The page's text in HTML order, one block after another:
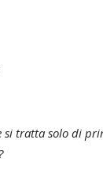
si tratta solo di